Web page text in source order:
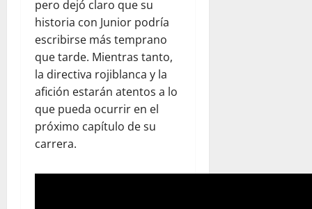
pero dejó claro que su
historia con Junior podría
escribirse más temprano
que tarde. Mientras tanto,
la directiva rojiblanca y la
afición estarán atentos a lo
que pueda ocurrir en el
próximo capítulo de su
carrera.